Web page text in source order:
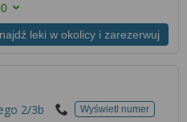
leki w okolicy i zarezerwuj
2/3b Wyświetl numer